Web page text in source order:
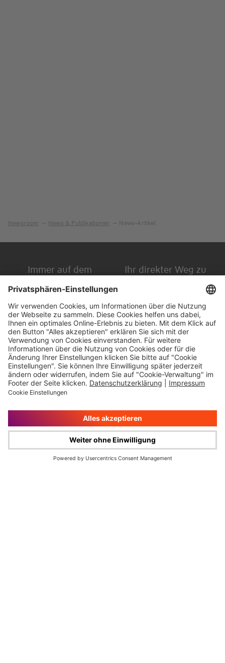
Newsroom News & Publikationen News-Artikel
Immer auf dem
Laufenden
Hauptversammlung
Finanzkalender
IR-Newsletter
Ihr direkter Weg zu
uns
Karriere